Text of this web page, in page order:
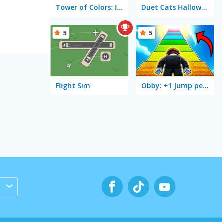
Tower of Colors: Island Edition Duet Cats Halloween: Cat Music
Flight Sim
5
Obby: +1 Jump per Click
5